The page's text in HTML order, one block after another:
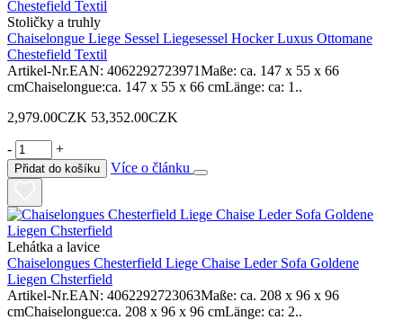
Stoličky a truhly
Chaiselongue Liege Sessel Liegesessel Hocker Luxus Ottomane
Chestefield Textil
Artikel-Nr.EAN: 4062292723971Maße: ca. 147 x 55 x 66
cmChaiselongue:ca. 147 x 55 x 66 cmLänge: ca: 1..
2,979.00CZK 53,352.00CZK
- +
Přidat do košíku Více o článku
Lehátka a lavice
Chaiselongues Chesterfield Liege Chaise Leder Sofa Goldene
Liegen Chsterfield
Artikel-Nr.EAN: 4062292723063Maße: ca. 208 x 96 x 96
cmChaiselongue:ca. 208 x 96 x 96 cmLänge: ca: 2..